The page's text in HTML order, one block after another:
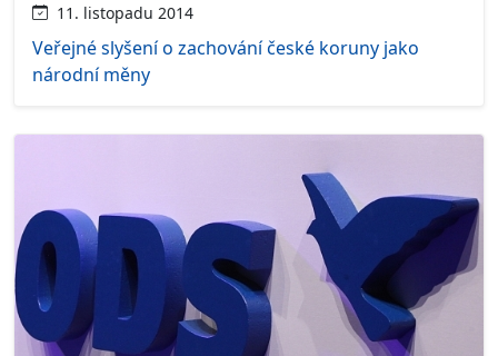
11. listopadu 2014
Veřejné slyšení o zachování české koruny jako
národní měny